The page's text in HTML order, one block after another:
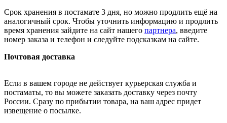
Срок хранения в постамате 3 дня, но можно продлить ещё на
аналогичный срок. Чтобы уточнить информацию и продлить
время хранения зайдите на сайт нашего партнера, введите
номер заказа и телефон и следуйте подсказкам на сайте.
Почтовая доставка
Если в вашем городе не действует курьерская служба и
постаматы, то вы можете заказать доставку через почту
России. Сразу по прибытии товара, на ваш адрес придет
извещение о посылке.